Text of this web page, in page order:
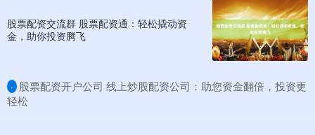
股票配资交流群 股票配资通：轻松撬动资
金，助你投资腾飞
· ​股票配资开户公司 线上炒股配资公司：助您资金翻倍，投资更
轻松